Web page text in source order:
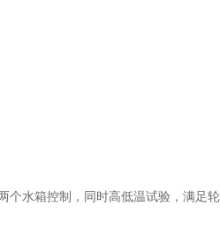
水箱控制，同时高低温试验，满足